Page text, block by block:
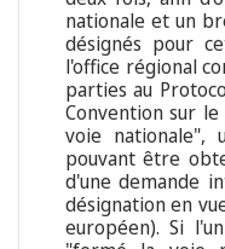
nationale et un
désignés pour
l'office régional
parties au
Convention sur
voie nationale",
pouvant être
d'une demande
désignation en
européen). Si